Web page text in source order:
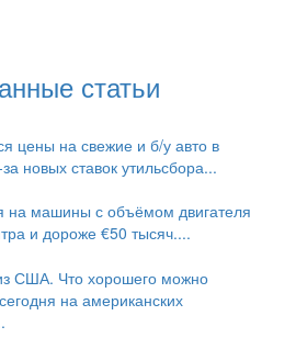
статьи
цены на свежие и б/у авто в
новых ставок утильсбора...
на машины с объёмом двигателя
и дороже €50 тысяч....
США. Что хорошего можно
на американских